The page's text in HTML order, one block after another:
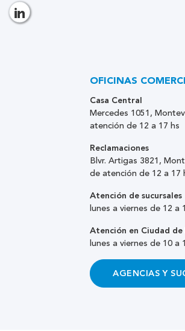
OFICINAS
Casa Central
Mercedes 1051,
atención de 12 a 17 hs
Reclamaciones
Blvr. Artigas 3821,
de atención de 12 a 17
Atención de sucursales
lunes a viernes de 12 a
Atención en Ciudad de
lunes a viernes de 10 a
AGENCIAS Y